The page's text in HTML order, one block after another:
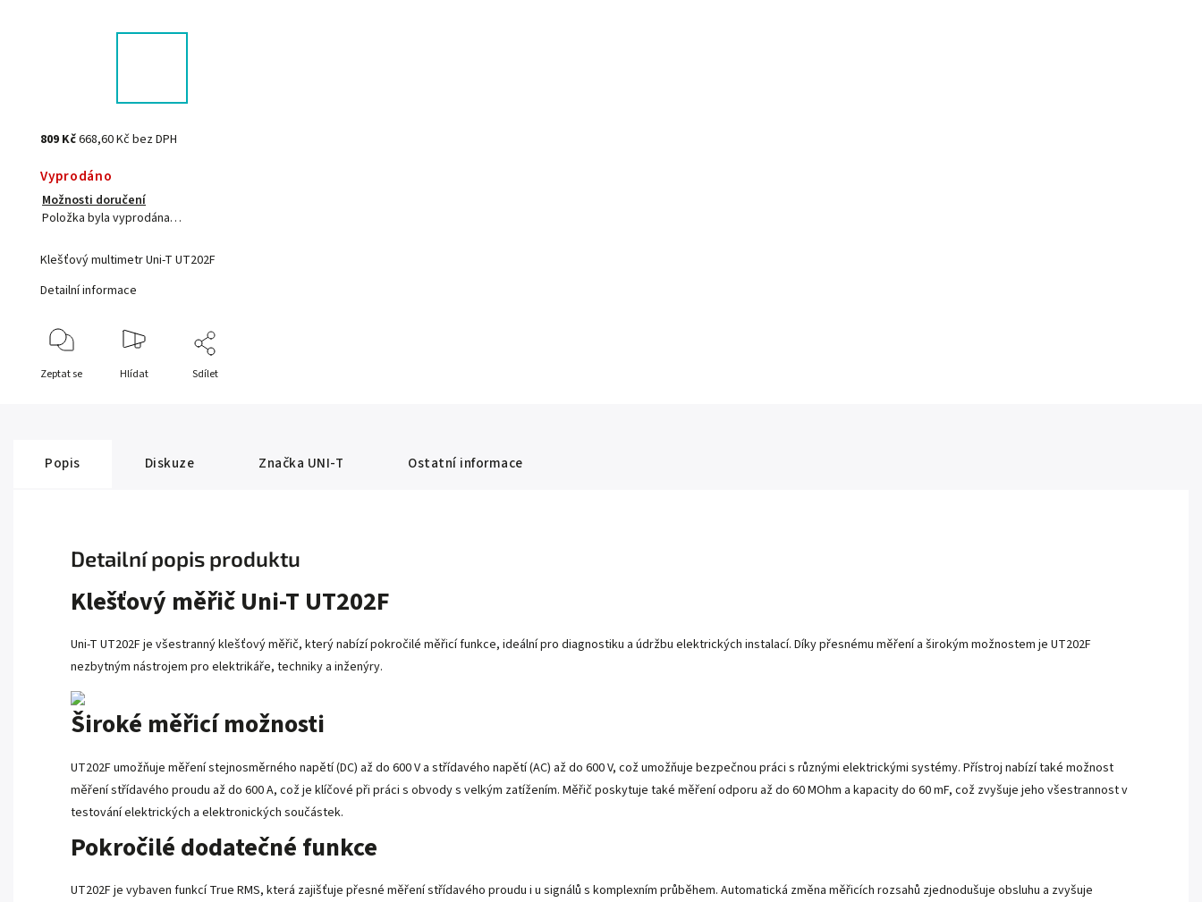
809 Kč668,60 Kč bez DPH
Vyprodáno
Možnosti doručení
Položka byla vyprodána…
Klešťový multimetr Uni-T UT202F
Detailní informace
Zeptat se Hlídat Sdílet
Popis Diskuze Značka UNI-T Ostatní informace
Detailní popis produktu
Klešťový měřič Uni-T UT202F
Uni-T UT202F je všestranný klešťový měřič, který nabízí pokročilé měřicí funkce, ideální pro diagnostiku a údržbu elektrických instalací. Díky přesnému měření a širokým možnostem je UT202F
nezbytným nástrojem pro elektrikáře, techniky a inženýry.
Široké měřicí možnosti
UT202F umožňuje měření stejnosměrného napětí (DC) až do 600 V a střídavého napětí (AC) až do 600 V, což umožňuje bezpečnou práci s různými elektrickými systémy. Přístroj nabízí také možnost
měření střídavého proudu až do 600 A, což je klíčové při práci s obvody s velkým zatížením. Měřič poskytuje také měření odporu až do 60 MOhm a kapacity do 60 mF, což zvyšuje jeho všestrannost v
testování elektrických a elektronických součástek.
Pokročilé dodatečné funkce
UT202F je vybaven funkcí True RMS, která zajišťuje přesné měření střídavého proudu i u signálů s komplexním průběhem. Automatická změna měřicích rozsahů zjednodušuje obsluhu a zvyšuje